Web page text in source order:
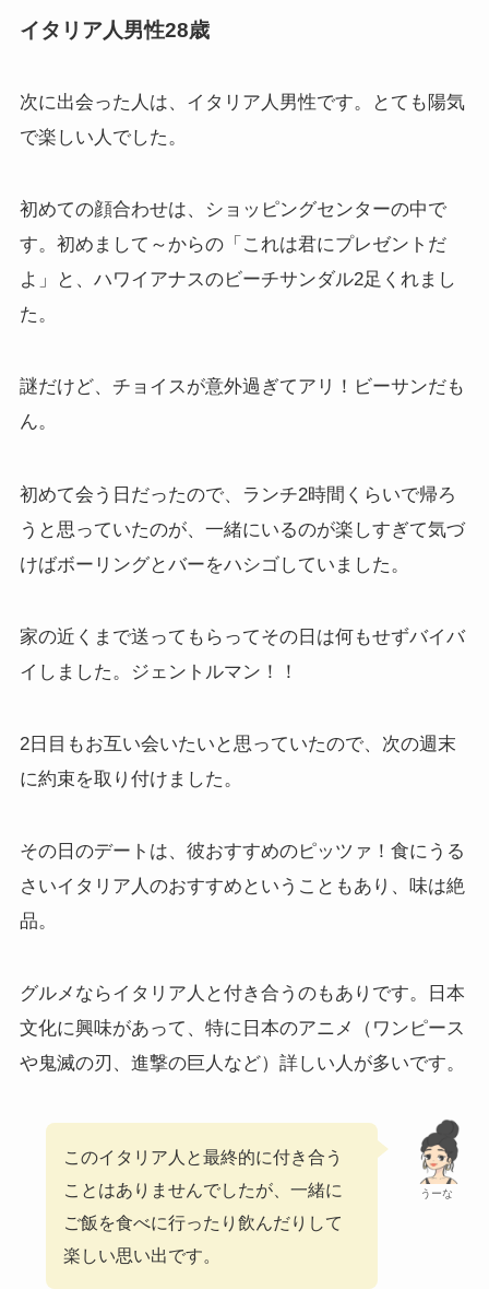
イタリア人男性28歳
次に出会った人は、イタリア人男性です。とても陽気
で楽しい人でした。
初めての顔合わせは、ショッピングセンターの中で
す。初めまして～からの「これは君にプレゼントだ
よ」と、ハワイアナスのビーチサンダル2足くれまし
た。
謎だけど、チョイスが意外過ぎてアリ！ビーサンだも
ん。
初めて会う日だったので、ランチ2時間くらいで帰ろ
うと思っていたのが、一緒にいるのが楽しすぎて気づ
けばボーリングとバーをハシゴしていました。
家の近くまで送ってもらってその日は何もせずバイバ
イしました。ジェントルマン！！
2日目もお互い会いたいと思っていたので、次の週末
に約束を取り付けました。
その日のデートは、彼おすすめのピッツァ！食にうる
さいイタリア人のおすすめということもあり、味は絶
品。
グルメならイタリア人と付き合うのもありです。日本
文化に興味があって、特に日本のアニメ（ワンピース
や鬼滅の刃、進撃の巨人など）詳しい人が多いです。
うーな
このイタリア人と最終的に付き合う
ことはありませんでしたが、一緒に
ご飯を食べに行ったり飲んだりして
楽しい思い出です。